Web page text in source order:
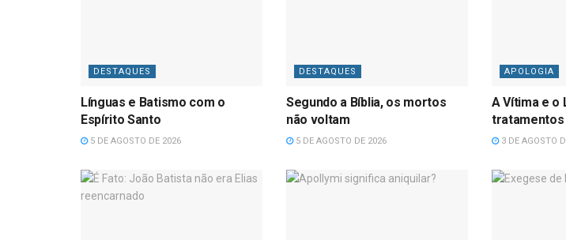
DESTAQUES
Línguas e Batismo com o
Espírito Santo
5 DE AGOSTO DE 2026
DESTAQUES
Segundo a Bíblia, os mortos
não voltam
5 DE AGOSTO DE 2026
APOLOGIA
A Vítima e o
3 DE AGOSTO